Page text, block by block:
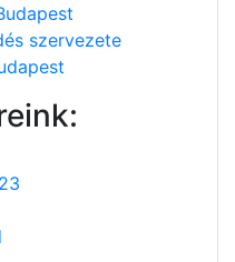
szervezete